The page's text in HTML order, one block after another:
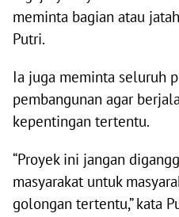
meminta bagian atau
Putri.
Ia juga meminta seluruh
pembangunan agar
kepentingan tertentu.
“Proyek ini jangan
masyarakat untuk
golongan tertentu,” kata